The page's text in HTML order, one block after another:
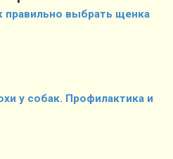
правильно выбрать щенка
у собак. Профилактика и